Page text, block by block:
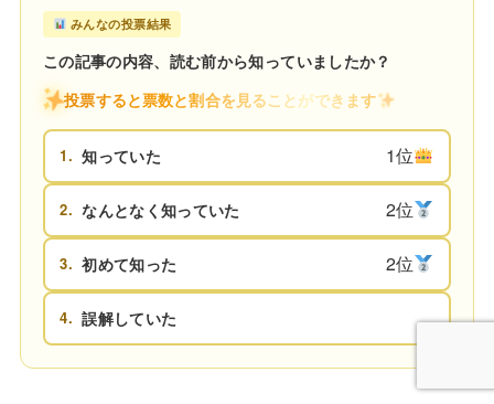
みんなの投票結果
この記事の内容、読む前から知っていましたか？
投票すると票数と割合を見ることができます
1. 知っていた 1位
2. なんとなく知っていた 2位
3. 初めて知った 2位
4. 誤解していた